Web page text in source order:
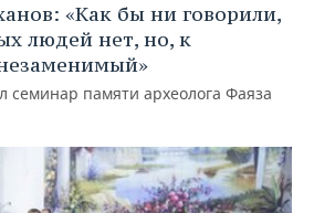
«Как бы ни говорили,
людей нет, но, к
семинар памяти археолога Фаяза